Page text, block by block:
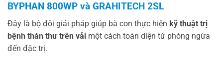
BYPHAN 800WP và GRAHITECH 2SL
Đây là bộ đôi giải pháp giúp bà con thực hiện kỹ thuật trị
bệnh thán thư trên vải một cách toàn diện từ phòng ngừa
đến đặc trị.